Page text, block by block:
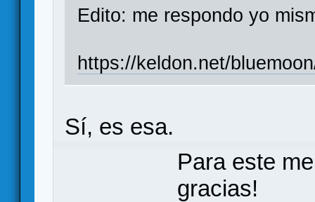
Edito: me respondo yo
https://keldon.net/
Sí, es esa.
Para este
gracias!